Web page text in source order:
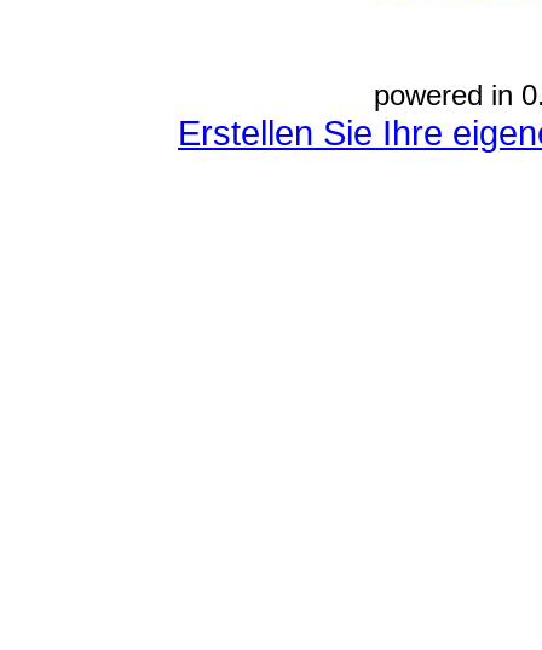
powered in
Erstellen Sie Ihre